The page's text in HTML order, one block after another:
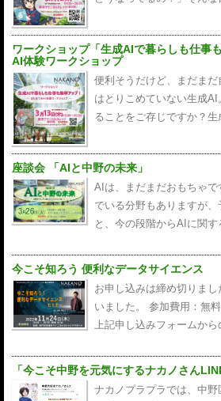
ワークショップ「生成AIで暮らしも仕事
AI体験ワークショップ
便利そうだけど、まだま
はとりこめていない生成AI
ることをご存じですか？生
座談会 「AIと中野の未来」
AIは、まだまだおもちゃ
でいる分野もありますが
と、今の段階からAIに関す
今こそ知ろう 便利なデータサイエンス
お申し込みは締め切りま
いました。 参加費用：無
上記申し込みフォームから
「今こそ中野を元気にするナカノさん
ナカノプラプラでは、中